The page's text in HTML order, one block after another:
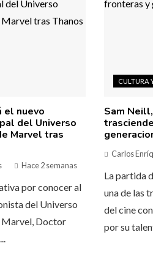
el nuevo
del Universo
Marvel tras
Hace 2 semanas
por conocer al
del Universo
Doctor
CULTURA
Sam
Carlos
La partida
una de las
del cine
por su